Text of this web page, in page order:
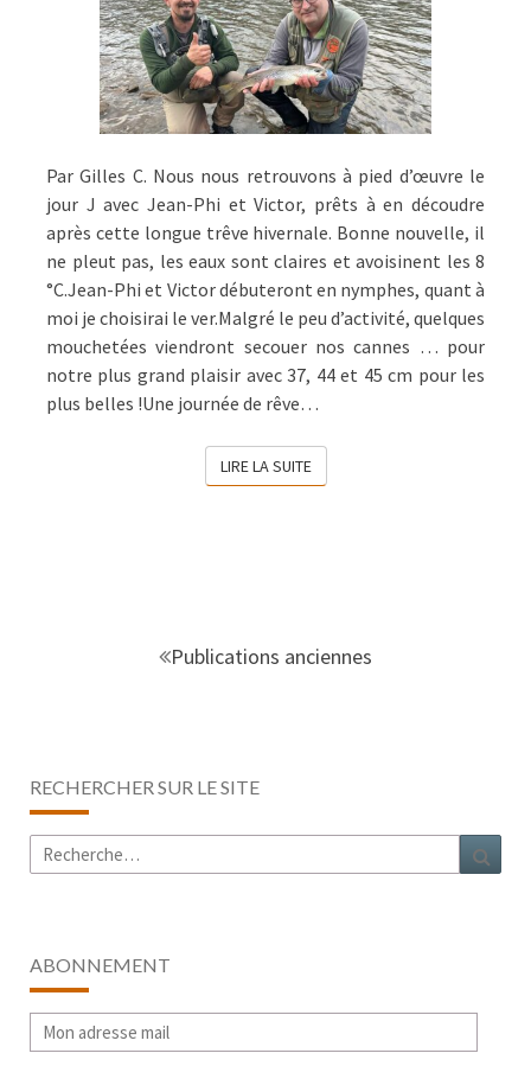
Par Gilles C. Nous nous retrouvons à pied d’œuvre le
jour J avec Jean-Phi et Victor, prêts à en découdre
après cette longue trêve hivernale. Bonne nouvelle, il
ne pleut pas, les eaux sont claires et avoisinent les 8
°C.Jean-Phi et Victor débuteront en nymphes, quant à
moi je choisirai le ver.Malgré le peu d’activité, quelques
mouchetées viendront secouer nos cannes … pour
notre plus grand plaisir avec 37, 44 et 45 cm pour les
plus belles !Une journée de rêve…
LIRE LA SUITELIRE LA SUITE
Publications anciennes
RECHERCHER SUR LE SITE
Rechercher :
ABONNEMENT
Mon
adresse